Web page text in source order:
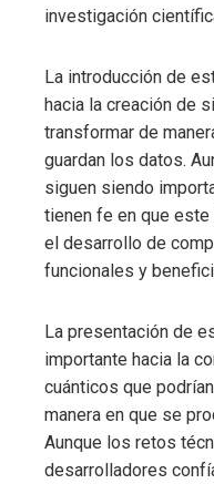
investigación
La introducción de
hacia la creación de
transformar de
guardan los datos.
siguen siendo
tienen fe en que
el desarrollo de
funcionales y
La presentación de
importante hacia la
cuánticos que
manera en que se
Aunque los retos
desarrolladores